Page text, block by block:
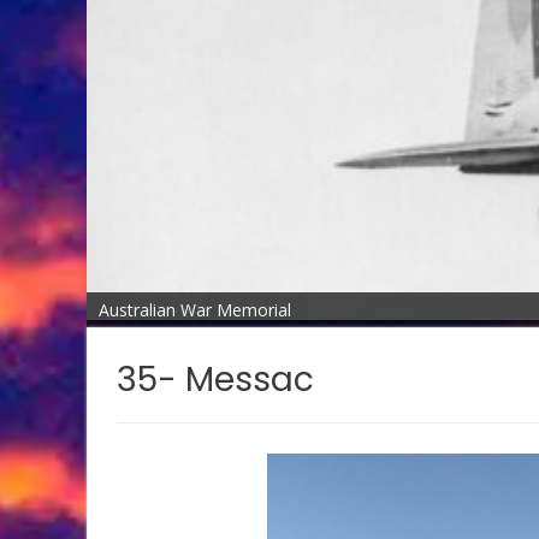
Australian War Memorial
35- Messac